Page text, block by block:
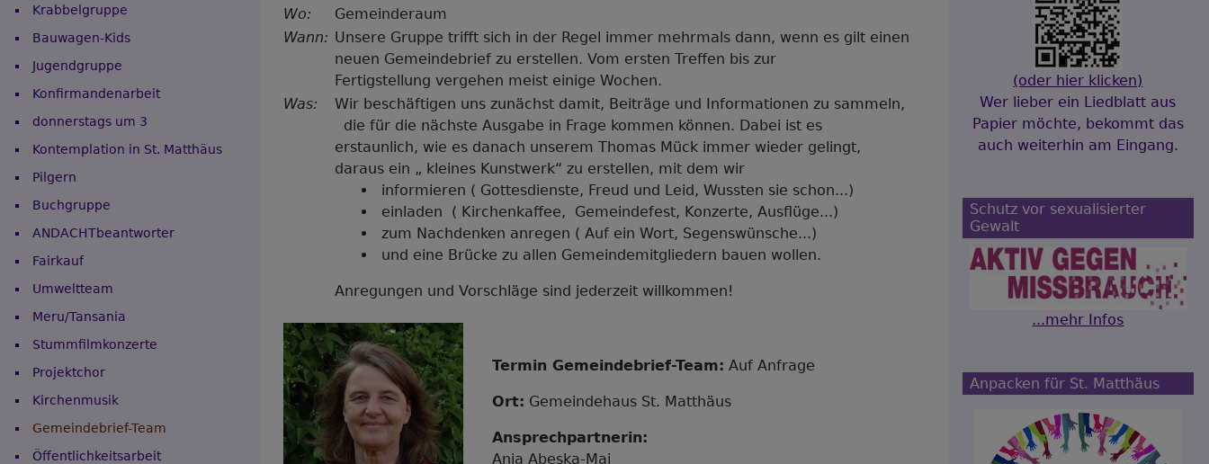
Hauptnavigation
Krabbelgruppe
Bauwagen-Kids
Jugendgruppe
Konfirmandenarbeit
donnerstags um 3
Kontemplation in St. Matthäus
Pilgern
Buchgruppe
ANDACHTbeantworter
Fairkauf
Umweltteam
Meru/Tansania
Stummfilmkonzerte
Projektchor
Kirchenmusik
Gemeindebrief-Team
Öffentlichkeitsarbeit
Wo:
Gemeinderaum
Wann: Unsere Gruppe trifft sich in der Regel immer mehrmals dann, wenn es gilt einen
neuen Gemeindebrief zu erstellen. Vom ersten Treffen bis zur
Fertigstellung vergehen meist einige Wochen.
Was:
Wir beschäftigen uns zunächst damit, Beiträge und Informationen zu sammeln,
die für die nächste Ausgabe in Frage kommen können. Dabei ist es
erstaunlich, wie es danach unserem Thomas Mück immer wieder gelingt,
daraus ein „ kleines Kunstwerk“ zu erstellen, mit dem wir
informieren ( Gottesdienste, Freud und Leid, Wussten sie schon...)
einladen ( Kirchenkaffee, Gemeindefest, Konzerte, Ausflüge...)
zum Nachdenken anregen ( Auf ein Wort, Segenswünsche...)
und eine Brücke zu allen Gemeindemitgliedern bauen wollen.
Anregungen und Vorschläge sind jederzeit willkommen!
Termin Gemeindebrief-Team: Auf Anfrage
Ort: Gemeindehaus St. Matthäus
Ansprechpartnerin:
Anja Abeska-Mai
(oder hier klicken)
Wer lieber ein Liedblatt aus
Papier möchte, bekommt das
auch weiterhin am Eingang.
Schutz vor sexualisierter
Gewalt
...mehr Infos
Anpacken für St. Matthäus